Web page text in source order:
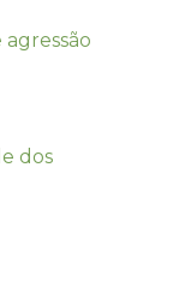
agressão
dos